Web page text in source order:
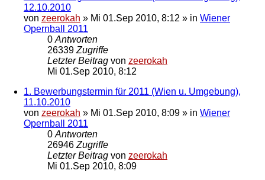
12.10.2010
von zeerokah » Mi 01.Sep 2010, 8:12 » in Wiener
Opernball 2011
0 Antworten
26339 Zugriffe
Letzter Beitrag von zeerokah
Mi 01.Sep 2010, 8:12
1. Bewerbungstermin für 2011 (Wien u. Umgebung),
11.10.2010
von zeerokah » Mi 01.Sep 2010, 8:09 » in Wiener
Opernball 2011
0 Antworten
26946 Zugriffe
Letzter Beitrag von zeerokah
Mi 01.Sep 2010, 8:09